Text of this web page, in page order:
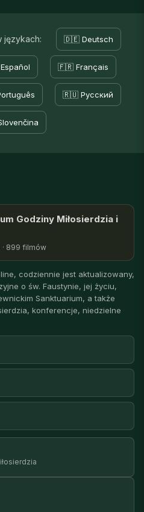
językach: 🇩🇪 Deutsch
🇫🇷 Français
🇷🇺 Русский
Godziny Miłosierdzia i
899 filmów
codziennie jest aktualizowany,
o św. Faustynie, jej życiu,
Sanktuarium, a także
konferencje, niedzielne